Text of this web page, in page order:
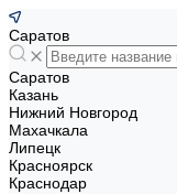
Саратов
Саратов
Казань
Нижний Новгород
Махачкала
Липецк
Красноярск
Краснодар